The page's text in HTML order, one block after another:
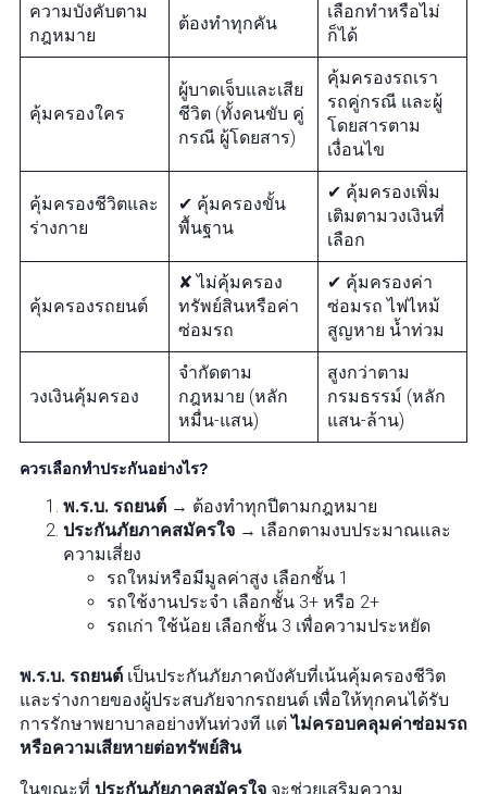
ความบังคับตาม
กฎหมาย
ต้องทำทุกคัน
เลือกทำหรือไม่
ก็ได้
คุ้มครองใคร
ผู้บาดเจ็บและเสีย
ชีวิต (ทั้งคนขับ คู่
กรณี ผู้โดยสาร)
คุ้มครองรถเรา
รถคู่กรณี และผู้
โดยสารตาม
เงื่อนไข
คุ้มครองชีวิตและ
ร่างกาย
✔ คุ้มครองขั้น
พื้นฐาน
✔ คุ้มครองเพิ่ม
เติมตามวงเงินที่
เลือก
คุ้มครองรถยนต์
✘ ไม่คุ้มครอง
ทรัพย์สินหรือค่า
ซ่อมรถ
✔ คุ้มครองค่า
ซ่อมรถ ไฟไหม้
สูญหาย น้ำท่วม
วงเงินคุ้มครอง
จำกัดตาม
กฎหมาย (หลัก
หมื่น-แสน)
สูงกว่าตาม
กรมธรรม์ (หลัก
แสน-ล้าน)
ควรเลือกทำประกันอย่างไร?
พ.ร.บ. รถยนต์ → ต้องทำทุกปีตามกฎหมาย
ประกันภัยภาคสมัครใจ → เลือกตามงบประมาณและ
ความเสี่ยง
รถใหม่หรือมีมูลค่าสูง เลือกชั้น 1
รถใช้งานประจำ เลือกชั้น 3+ หรือ 2+
รถเก่า ใช้น้อย เลือกชั้น 3 เพื่อความประหยัด
พ.ร.บ. รถยนต์ เป็นประกันภัยภาคบังคับที่เน้นคุ้มครองชีวิต
และร่างกายของผู้ประสบภัยจากรถยนต์ เพื่อให้ทุกคนได้รับ
การรักษาพยาบาลอย่างทันท่วงที แต่ไม่ครอบคลุมค่าซ่อมรถ
หรือความเสียหายต่อทรัพย์สิน
ในขณะที่ ประกันภัยภาคสมัครใจ จะช่วยเสริมความ